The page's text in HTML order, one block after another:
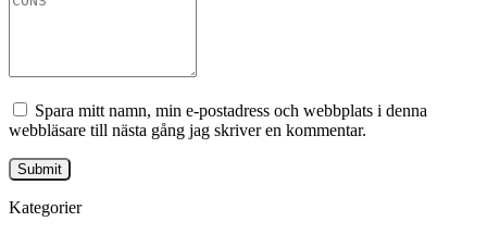
Spara mitt namn, min e-postadress och webbplats i denna
webbläsare till nästa gång jag skriver en kommentar.
Kategorier